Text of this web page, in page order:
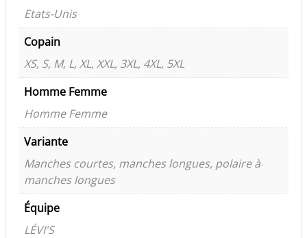
Etats-Unis
Copain
XS, S, M, L, XL, XXL, 3XL, 4XL, 5XL
Homme Femme
Homme Femme
Variante
Manches courtes, manches longues, polaire à
manches longues
Équipe
LÉVI'S